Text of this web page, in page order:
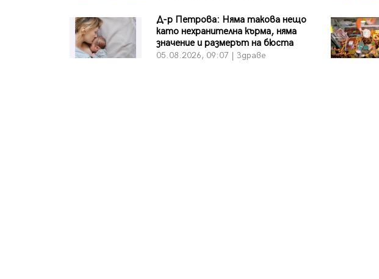
Д-р Петрова: Няма такова нещо
като нехранителна кърма, няма
значение и размерът на бюста
05.08.2026, 09:07 | Здраве